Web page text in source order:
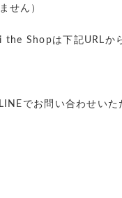
せん）
Shopは下記URLか
でお問い合わせい